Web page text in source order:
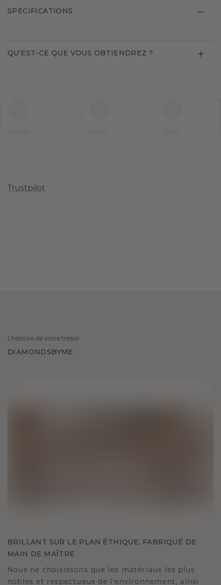
SPECIFICATIONS
QU'EST-CE QUE VOUS OBTIENDREZ ?
Trustpilot
L'histoire de votre trésor
DIAMONDSBYME
BRILLANT SUR LE PLAN ÉTHIQUE, FABRIQUÉ DE
MAIN DE MAÎTRE
Nous ne choisissons que les matériaux les plus
nobles et respectueux de l'environnement, ainsi